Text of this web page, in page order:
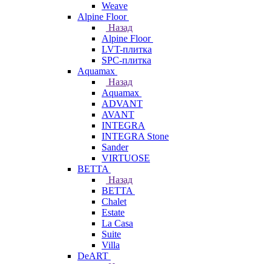
Weave
Alpine Floor
Назад
Alpine Floor
LVT-плитка
SPC-плитка
Aquamax
Назад
Aquamax
ADVANT
AVANT
INTEGRA
INTEGRA Stone
Sander
VIRTUOSE
BETTA
Назад
BETTA
Chalet
Estate
La Casa
Suite
Villa
DeART